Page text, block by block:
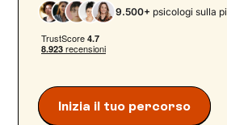
Prendi in mano il tuo
Inizia il tuo percorso
9.500+ psicologi sulla